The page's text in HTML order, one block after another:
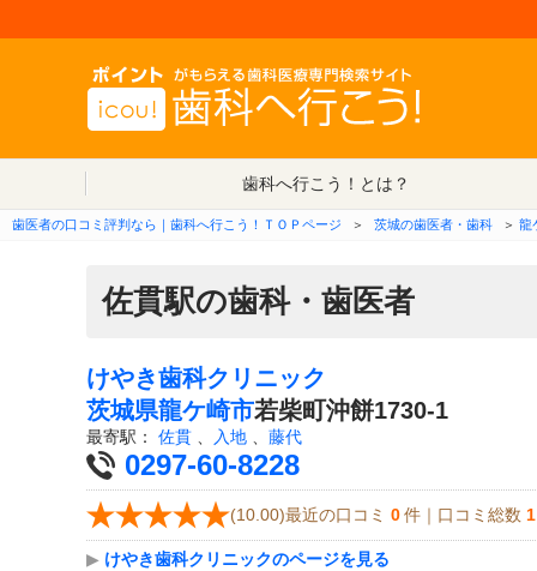
歯科へ行こう！とは？
歯医者の口コミ評判なら｜歯科へ行こう！ＴＯＰページ ＞ 茨城の歯医者・歯科 ＞ 龍
佐貫駅の歯科・歯医者
けやき歯科クリニック
茨城県龍ケ崎市若柴町沖餅1730-1
最寄駅： 佐貫 入地 藤代
0297-60-8228
(10.00)最近の口コミ 0 件｜口コミ総数 1
▶ けやき歯科クリニックのページを見る